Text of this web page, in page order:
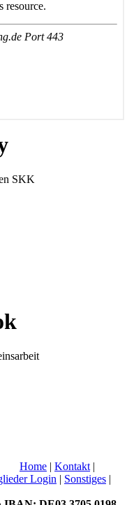
SKK
Home | Kontakt |
Login | Sonstiges |